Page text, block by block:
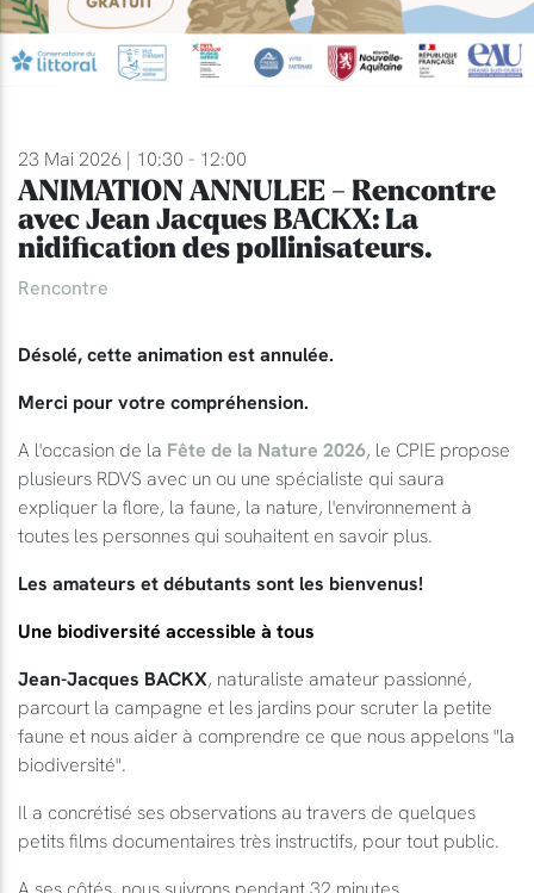
23 Mai 2026 | 10:30 - 12:00
ANIMATION ANNULEE - Rencontre
avec Jean Jacques BACKX: La
nidification des pollinisateurs.
Rencontre
Désolé, cette animation est annulée.
Merci pour votre compréhension.
A l'occasion de la Fête de la Nature 2026, le CPIE propose
plusieurs RDVS avec un ou une spécialiste qui saura
expliquer la flore, la faune, la nature, l'environnement à
toutes les personnes qui souhaitent en savoir plus.
Les amateurs et débutants sont les bienvenus!
Une biodiversité accessible à tous
Jean-Jacques BACKX, naturaliste amateur passionné,
parcourt la campagne et les jardins pour scruter la petite
faune et nous aider à comprendre ce que nous appelons "la
biodiversité".
Il a concrétisé ses observations au travers de quelques
petits films documentaires très instructifs, pour tout public.
A ses côtés, nous suivrons pendant 32 minutes